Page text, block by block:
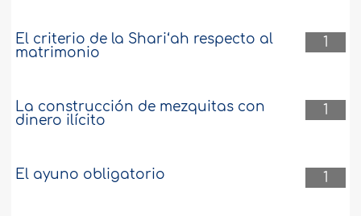
1
El criterio de la Shari‘ah respecto al
matrimonio
1
La construcción de mezquitas con
dinero ilícito
1
El ayuno obligatorio